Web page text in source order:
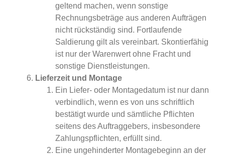
geltend machen, wenn sonstige
Rechnungsbeträge aus anderen Aufträgen
nicht rückständig sind. Fortlaufende
Saldierung gilt als vereinbart. Skontierfähig
ist nur der Warenwert ohne Fracht und
sonstige Dienstleistungen.
Lieferzeit und Montage
Ein Liefer- oder Montagedatum ist nur dann
verbindlich, wenn es von uns schriftlich
bestätigt wurde und sämtliche Pflichten
seitens des Auftraggebers, insbesondere
Zahlungspflichten, erfüllt sind.
Eine ungehinderter Montagebeginn an der